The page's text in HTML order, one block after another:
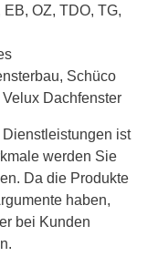
OZ, TDO, TG,
Schüco
Dachfenster
ist
werden Sie
Da die Produkte
haben,
bei Kunden